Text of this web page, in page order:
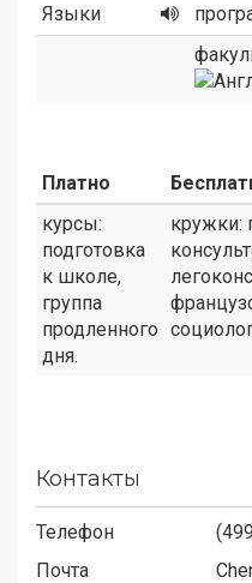
Языки
Платно
курсы:
подготовка
к школе,
группа
продленного
дня.
кружки:
Контакты
Телефон
Почта